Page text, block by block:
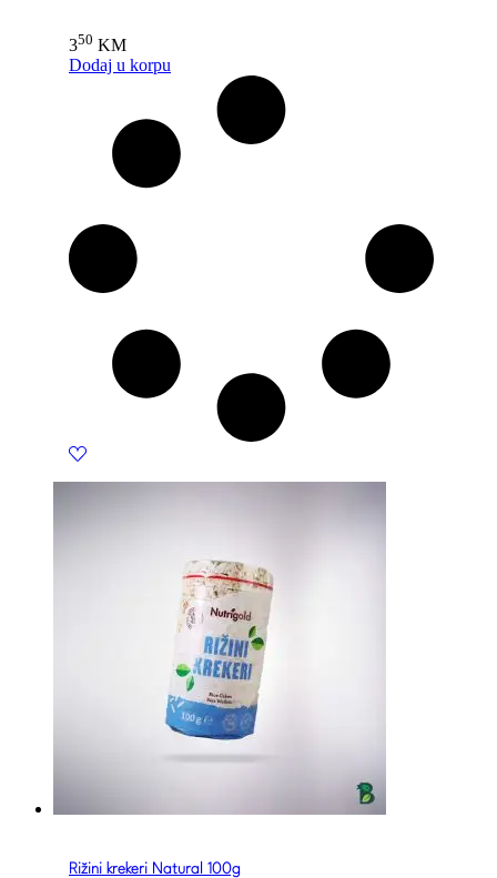
350 KM
Dodaj u korpu
Rižini krekeri Natural 100g